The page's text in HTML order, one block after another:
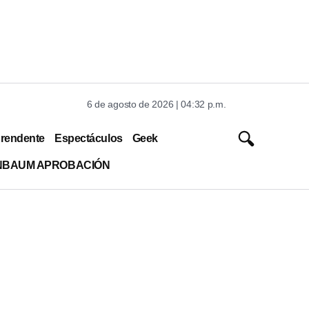
6 de agosto de 2026 | 04:32 p.m.
Espectáculos Geek
APROBACIÓN